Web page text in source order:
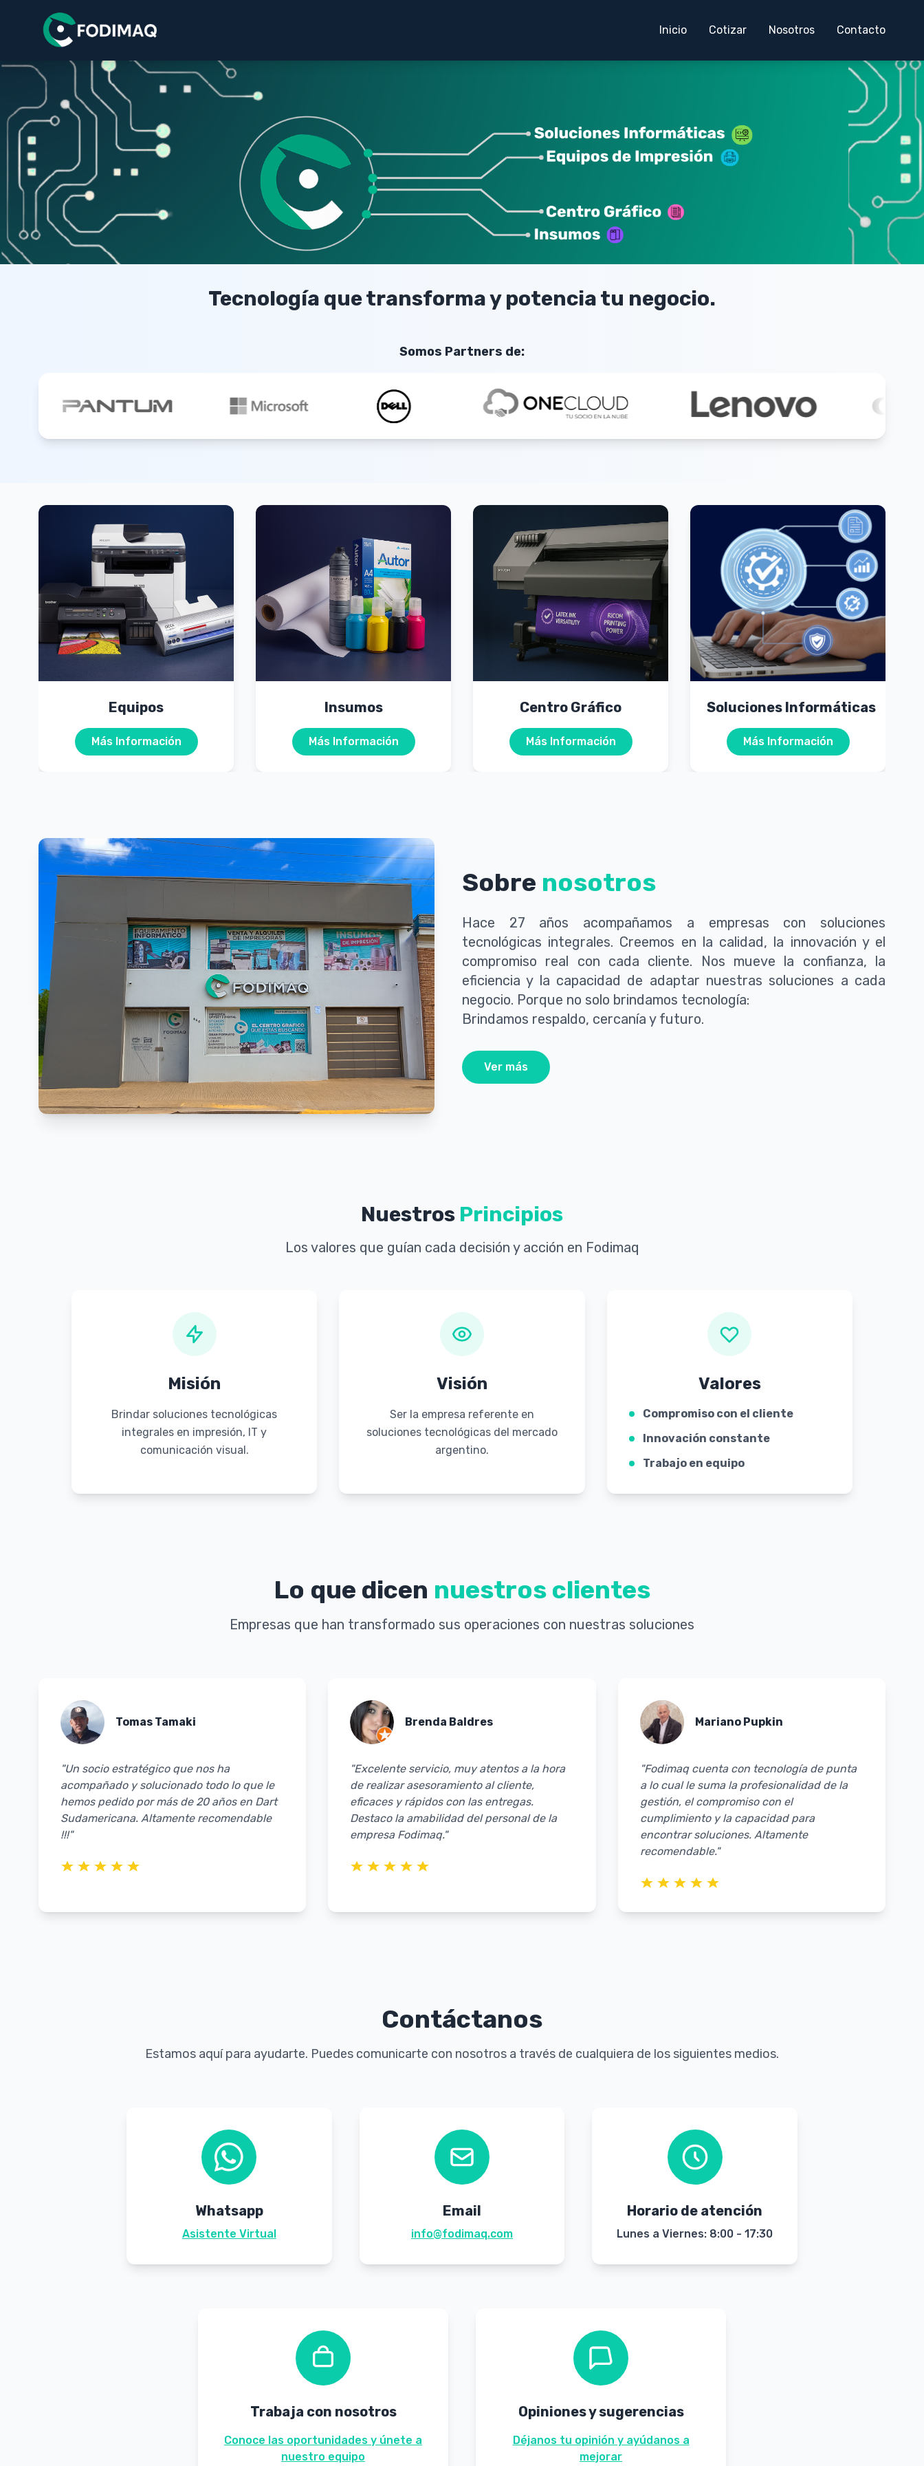
Inicio Cotizar Nosotros Contacto
Tecnología que transforma y potencia tu negocio.
Somos Partners de:
Equipos
Más Información
Insumos
Más Información
Centro Gráfico
Más Información
Soluciones Informáticas
Más Información
Sobre nosotros
Hace 27 años acompañamos a empresas con soluciones
tecnológicas integrales. Creemos en la calidad, la innovación y el
compromiso real con cada cliente. Nos mueve la confianza, la
eficiencia y la capacidad de adaptar nuestras soluciones a cada
negocio. Porque no solo brindamos tecnología:
Brindamos respaldo, cercanía y futuro.
Ver más
Nuestros Principios
Los valores que guían cada decisión y acción en Fodimaq
Misión
Brindar soluciones tecnológicas
integrales en impresión, IT y
comunicación visual.
Visión
Ser la empresa referente en
soluciones tecnológicas del mercado
argentino.
Valores
Compromiso con el cliente
Innovación constante
Trabajo en equipo
Lo que dicen nuestros clientes
Empresas que han transformado sus operaciones con nuestras soluciones
Tomas Tamaki
"Un socio estratégico que nos ha
acompañado y solucionado todo lo que le
hemos pedido por más de 20 años en Dart
Sudamericana. Altamente recomendable
!!!"
Brenda Baldres
"Excelente servicio, muy atentos a la hora
de realizar asesoramiento al cliente,
eficaces y rápidos con las entregas.
Destaco la amabilidad del personal de la
empresa Fodimaq."
Mariano Pupkin
"Fodimaq cuenta con tecnología de punta
a lo cual le suma la profesionalidad de la
gestión, el compromiso con el
cumplimiento y la capacidad para
encontrar soluciones. Altamente
recomendable."
Contáctanos
Estamos aquí para ayudarte. Puedes comunicarte con nosotros a través de cualquiera de los siguientes medios.
Whatsapp
Asistente Virtual
Email
info@fodimaq.com
Horario de atención
Lunes a Viernes: 8:00 - 17:30
Trabaja con nosotros
Conoce las oportunidades y únete a
nuestro equipo
Opiniones y sugerencias
Déjanos tu opinión y ayúdanos a
mejorar